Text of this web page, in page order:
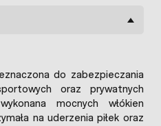
do zabezpieczania
oraz prywatnych
mocnych włókien
na uderzenia piłek oraz